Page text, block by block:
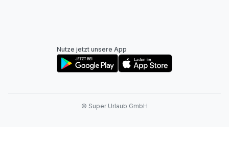
Nutze jetzt unsere App
© Super Urlaub GmbH